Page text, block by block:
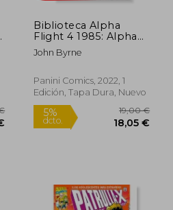
Biblioteca Alpha
Flight 4 1985: Alpha
Flight
John Byrne
Panini Comics, 2022, 1
Edición, Tapa Dura, Nuevo